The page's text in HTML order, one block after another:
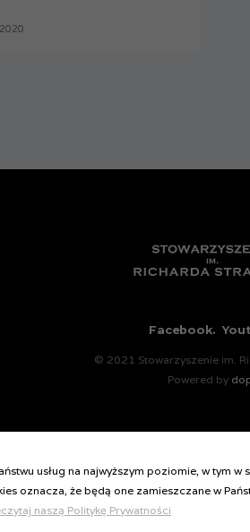
Facebook.
© 2021 Stowarzyszenie im.
Powered by
usług na najwyższym poziomie, w tym
oznacza, że będą one zamieszczane w
naszą Politykę Prywatności